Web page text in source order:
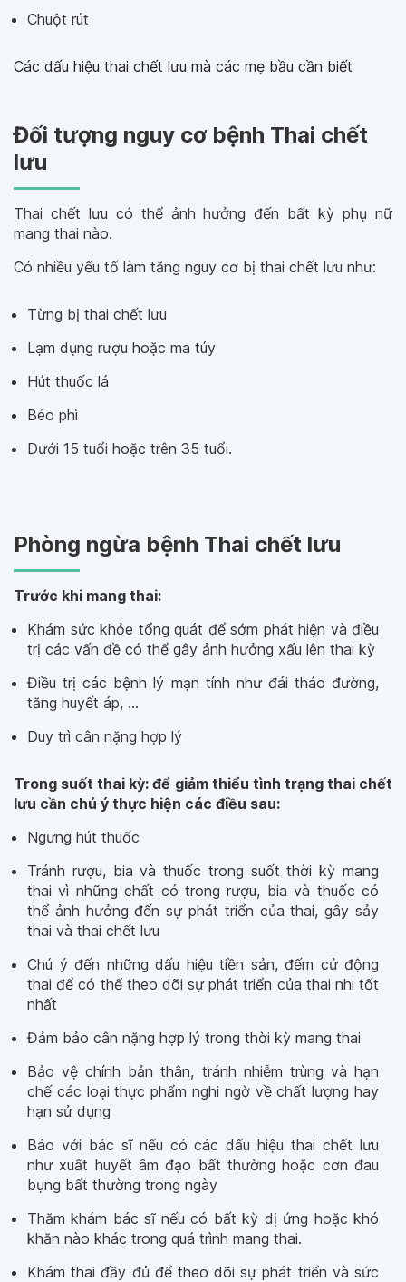
Chuột rút
Các dấu hiệu thai chết lưu mà các mẹ bầu cần biết
Đối tượng nguy cơ bệnh Thai chết
lưu
Thai chết lưu có thể ảnh hưởng đến bất kỳ phụ nữ
mang thai nào.
Có nhiều yếu tố làm tăng nguy cơ bị thai chết lưu như:
Từng bị thai chết lưu
Lạm dụng rượu hoặc ma túy
Hút thuốc lá
Béo phì
Dưới 15 tuổi hoặc trên 35 tuổi.
Phòng ngừa bệnh Thai chết lưu
Trước khi mang thai:
Khám sức khỏe tổng quát để sớm phát hiện và điều
trị các vấn đề có thể gây ảnh hưởng xấu lên thai kỳ
Điều trị các bệnh lý mạn tính như đái tháo đường,
tăng huyết áp, ...
Duy trì cân nặng hợp lý
Trong suốt thai kỳ: để giảm thiểu tình trạng thai chết
lưu cần chú ý thực hiện các điều sau:
Ngưng hút thuốc
Tránh rượu, bia và thuốc trong suốt thời kỳ mang
thai vì những chất có trong rượu, bia và thuốc có
thể ảnh hưởng đến sự phát triển của thai, gây sảy
thai và thai chết lưu
Chú ý đến những dấu hiệu tiền sản, đếm cử động
thai để có thể theo dõi sự phát triển của thai nhi tốt
nhất
Đảm bảo cân nặng hợp lý trong thời kỳ mang thai
Bảo vệ chính bản thân, tránh nhiễm trùng và hạn
chế các loại thực phẩm nghi ngờ về chất lượng hay
hạn sử dụng
Báo với bác sĩ nếu có các dấu hiệu thai chết lưu
như xuất huyết âm đạo bất thường hoặc cơn đau
bụng bất thường trong ngày
Thăm khám bác sĩ nếu có bất kỳ dị ứng hoặc khó
khăn nào khác trong quá trình mang thai.
Khám thai đầy đủ để theo dõi sự phát triển và sức